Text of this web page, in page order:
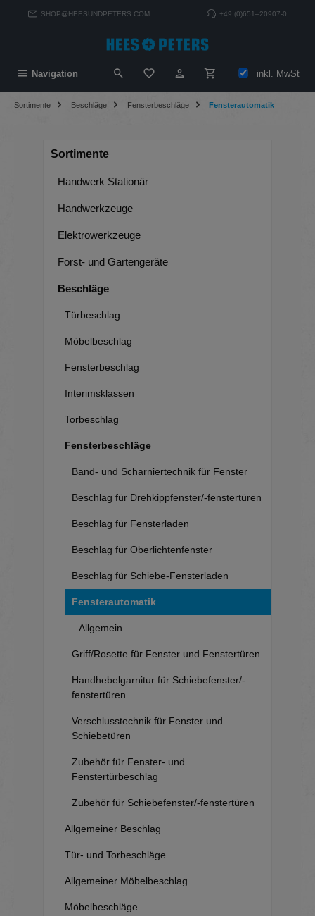
springenSHOP@HEESUNDPETERS.COM +49 (0)651–20907-0
Navigation Du hast 0 Produkte auf deminkl. MwSt
Sortimente Beschläge Fensterbeschläge Fensterautomatik
Sortimente
Handwerk Stationär
Handwerkzeuge
Elektrowerkzeuge
Forst- und Gartengeräte
Beschläge
Türbeschlag
Möbelbeschlag
Fensterbeschlag
Interimsklassen
Torbeschlag
Fensterbeschläge
Band- und Scharniertechnik für Fenster
Beschlag für Drehkippfenster/-fenstertüren
Beschlag für Fensterladen
Beschlag für Oberlichtenfenster
Beschlag für Schiebe-Fensterladen
Fensterautomatik
Allgemein
Griff/Rosette für Fenster und Fenstertüren
Handhebelgarnitur für Schiebefenster/-
fenstertüren
Verschlusstechnik für Fenster und
Schiebetüren
Zubehör für Fenster- und
Fenstertürbeschlag
Zubehör für Schiebefenster/-fenstertüren
Allgemeiner Beschlag
Tür- und Torbeschläge
Allgemeiner Möbelbeschlag
Möbelbeschläge